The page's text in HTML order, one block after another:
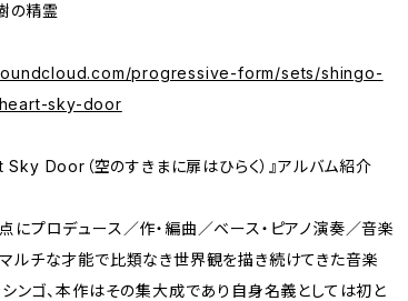
の精霊
progressive-form/sets/shingo-
sky-door
Door（空のすきまに扉はひらく）』アルバム紹介
にプロデュース／作・編曲／ベース・ピアノ演奏／音楽
ルチな才能で比類なき世界観を描き続けてきた音楽
シンゴ、本作はその集大成であり自身名義としては初と